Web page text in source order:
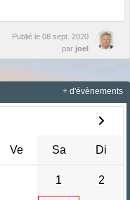
Publié le 08 sept. 2020
par joel
Ve Sa Di
1 2
+ d'évènements